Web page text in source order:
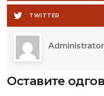
TWITTER
Administrator
Оставите